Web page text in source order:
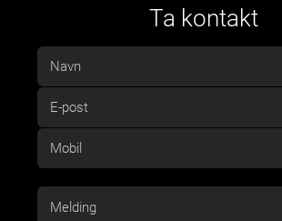
Ta kontakt